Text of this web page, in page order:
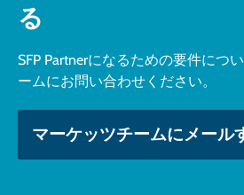
る
SFP Partnerになるための要件につ
ームにお問い合わせください。
マーケッツチームにメール